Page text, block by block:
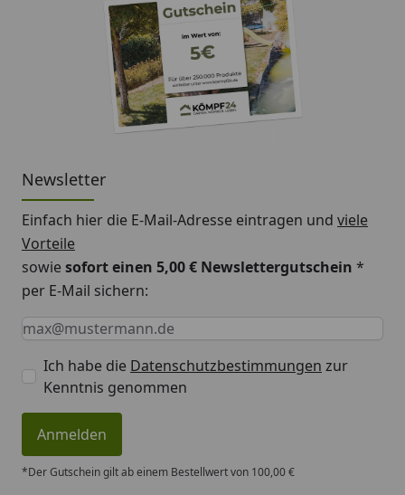
Newsletter
Einfach hier die E-Mail-Adresse eintragen und viele
Vorteile
sowiesofort einen 5,00 € Newslettergutschein *
per E-Mail sichern:
Keine Eingabe erforderlich
Eingabe erforderlich
E-Mail *
Ich habe die Datenschutzbestimmungen zur
Kenntnis genommen
Anmelden
*Der Gutschein gilt ab einem Bestellwert von 100,00 €